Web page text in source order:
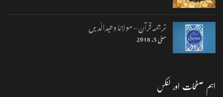
ترجمہ قرآن – مولانا وحیدالّدیں
مئی 5, 2018
اہم صفحات اور لنکس